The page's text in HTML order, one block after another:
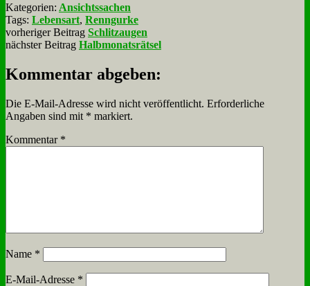
Kategorien: Ansichtssachen
Tags: Lebensart, Renngurke
vorheriger Beitrag Schlitzaugen
nächster Beitrag Halbmonatsrätsel
Kommentar abgeben:
Die E-Mail-Adresse wird nicht veröffentlicht. Erforderliche
Angaben sind mit * markiert.
Kommentar *
Name *
E-Mail-Adresse *